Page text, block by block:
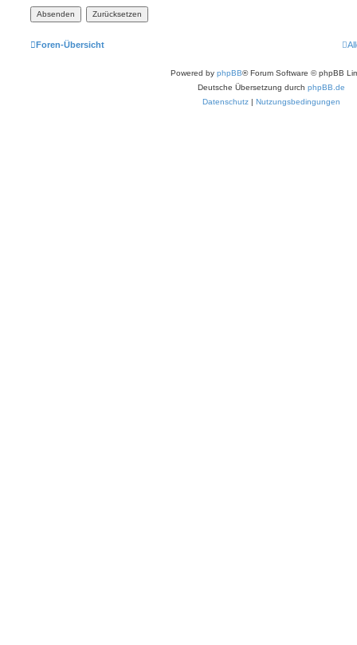
Foren-Übersicht
Powered by phpBB® Forum Software © phpBB
Deutsche Übersetzung durch phpBB.de
Datenschutz | Nutzungsbedingungen